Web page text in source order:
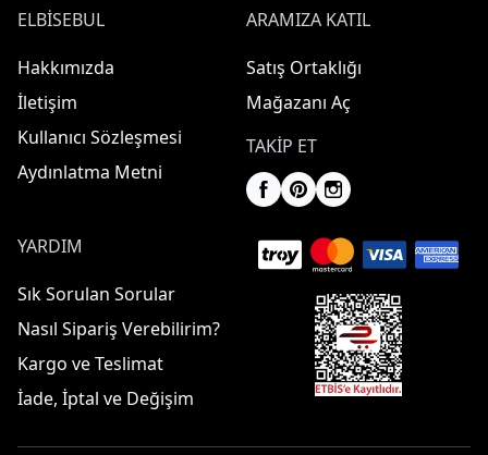
ELBISEBUL
Hakkımızda
İletişim
Kullanıcı Sözleşmesi
Aydınlatma Metni
ARAMIZA KATIL
Satış Ortaklığı
Mağazanı Aç
TAKIP ET
YARDIM
Sık Sorulan Sorular
Nasıl Sipariş Verebilirim?
Kargo ve Teslimat
İade, İptal ve Değişim